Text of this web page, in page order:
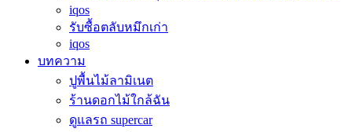
iqos
รับซื้อตลับหมึกเก่า
iqos
บทความ
ปูพื้นไม้ลามิเนต
ร้านดอกไม้ใกล้ฉัน
ดูแลรถ supercar